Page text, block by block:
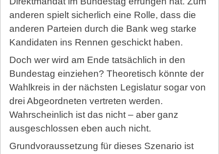
anderen spielt sicherlich eine Rolle, dass die
anderen Parteien durch die Bank weg starke
Kandidaten ins Rennen geschickt haben.
Doch wer wird am Ende tatsächlich in den
Bundestag einziehen? Theoretisch könnte der
Wahlkreis in der nächsten Legislatur sogar von
drei Abgeordneten vertreten werden.
Wahrscheinlich ist das nicht – aber ganz
ausgeschlossen eben auch nicht.
Grundvoraussetzung für dieses Szenario ist